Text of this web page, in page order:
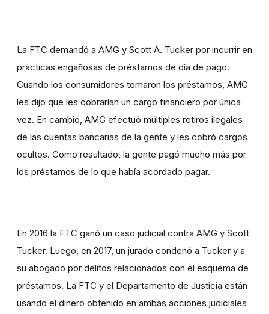
La FTC demandó a AMG y Scott A. Tucker por incurrir en
prácticas engañosas de préstamos de día de pago.
Cuando los consumidores tomaron los préstamos, AMG
les dijo que les cobrarían un cargo financiero por única
vez. En cambio, AMG efectuó múltiples retiros ilegales
de las cuentas bancarias de la gente y les cobró cargos
ocultos. Como resultado, la gente pagó mucho más por
los préstamos de lo que había acordado pagar.
En 2016 la FTC ganó un caso judicial contra AMG y Scott
Tucker. Luego, en 2017, un jurado condenó a Tucker y a
su abogado por delitos relacionados con el esquema de
préstamos. La FTC y el Departamento de Justicia están
usando el dinero obtenido en ambas acciones judiciales